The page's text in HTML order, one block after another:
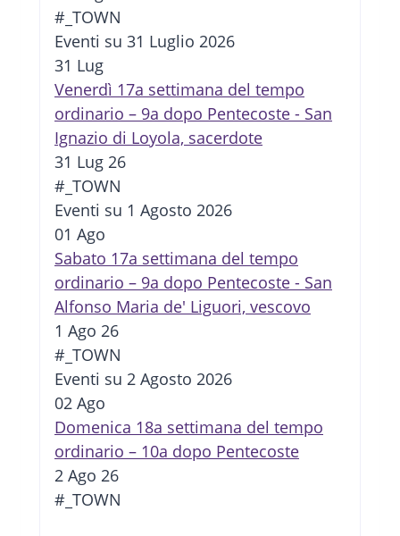
#_TOWN
Eventi su 31 Luglio 2026
31 Lug
Venerdì 17a settimana del tempo
ordinario – 9a dopo Pentecoste - San
Ignazio di Loyola, sacerdote
31 Lug 26
#_TOWN
Eventi su 1 Agosto 2026
01 Ago
Sabato 17a settimana del tempo
ordinario – 9a dopo Pentecoste - San
Alfonso Maria de' Liguori, vescovo
1 Ago 26
#_TOWN
Eventi su 2 Agosto 2026
02 Ago
Domenica 18a settimana del tempo
ordinario – 10a dopo Pentecoste
2 Ago 26
#_TOWN